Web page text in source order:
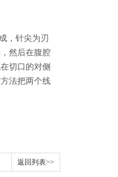
，针尖为刃
然后在腹腔
切口的对侧
法把两个线
返回列表>>